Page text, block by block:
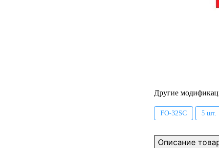
Другие
FO-32SC 5 шт.
Описание